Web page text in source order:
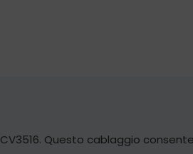
Questo cablaggio